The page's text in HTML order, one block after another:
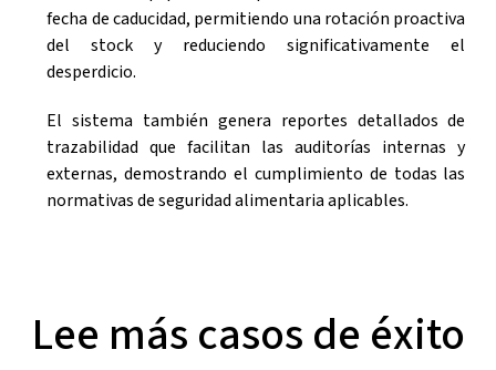
fecha de caducidad, permitiendo una rotación proactiva
del stock y reduciendo significativamente el
desperdicio.
El sistema también genera reportes detallados de
trazabilidad que facilitan las auditorías internas y
externas, demostrando el cumplimiento de todas las
normativas de seguridad alimentaria aplicables.
Lee más casos de éxito